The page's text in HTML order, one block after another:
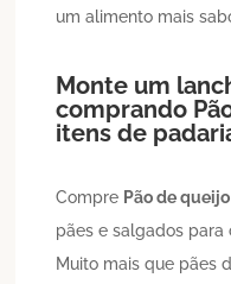
um alimento mais
Monte um
comprando
itens de
Compre Pão de queijo
pães e salgados para
Muito mais que pães